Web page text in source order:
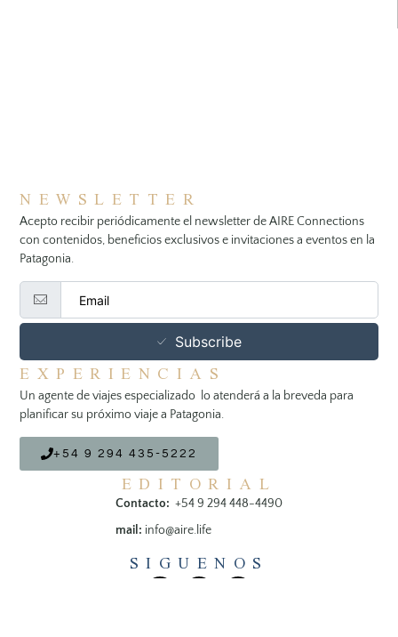
NEWSLETTER
Acepto recibir periódicamente el newsletter de AIRE Connections
con contenidos, beneficios exclusivos e invitaciones a eventos en la
Patagonia.
Subscribe
EXPERIENCIAS
Un agente de viajes especializado lo atenderá a la breveda para
planificar su próximo viaje a Patagonia.
+54 9 294 435-5222
EDITORIAL
Contacto: +54 9 294 448-4490
mail: info@aire.life
SIGUENOS